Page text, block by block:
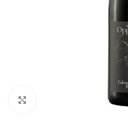
Klick zum Vergrößern